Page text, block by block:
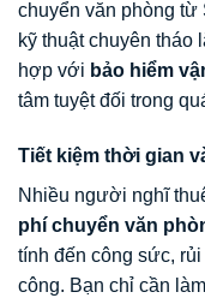
chuyển văn phòng từ
kỹ thuật chuyên tháo
hợp với bảo hiểm
tâm tuyệt đối trong
Tiết kiệm thời gian
Nhiều người nghĩ
phí chuyển văn
tính đến công sức,
công. Bạn chỉ cần